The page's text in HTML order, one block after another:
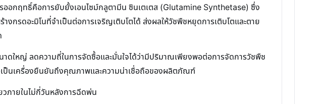
รออกฤทธิ์คือการยับยั้งเอนไซม์กลูตามีน ซินเตเตส (Glutamine Synthetase) ซึ่ง
กรดอะมิโนที่จำเป็นต่อการเจริญเติบโตได้ ส่งผลให้วัชพืชหยุดการเติบโตและตาย
ใหญ่ ลดความถี่ในการจัดซื้อและมั่นใจได้ว่ามีปริมาณเพียงพอต่อการจัดการวัชพืช
ป็นเครื่องยืนยันถึงคุณภาพและความน่าเชื่อถือของผลิตภัณฑ์
วภายในไม่กี่วันหลังการฉีดพ่น